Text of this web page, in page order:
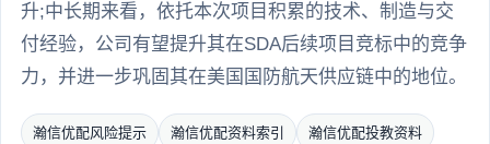
升;中长期来看，依托本次项目积累的技术、制造与交
付经验，公司有望提升其在SDA后续项目竞标中的竞争
力，并进一步巩固其在美国国防航天供应链中的地位。
瀚信优配风险提示 瀚信优配资料索引 瀚信优配投教资料